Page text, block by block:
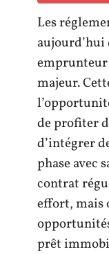
Les
aujourd’hui
emprunteur
majeur.
de profiter
d’intégrer
phase avec
contrat
effort, mais
prêt